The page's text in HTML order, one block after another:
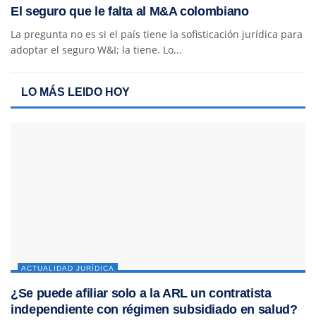
El seguro que le falta al M&A colombiano
La pregunta no es si el país tiene la sofisticación jurídica para
adoptar el seguro W&I; la tiene. Lo...
LO MÁS LEIDO HOY
ACTUALIDAD JURÍDICA
¿Se puede afiliar solo a la ARL un contratista
independiente con régimen subsidiado en salud?